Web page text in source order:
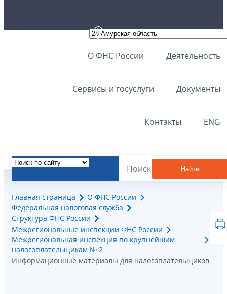
О ФНС России Деятельность
Сервисы и госуслуги Документы
Контакты ENG
Найти
Главная страница
О ФНС России
Федеральная налоговая служба
Структура ФНС России
Межрегиональные инспекции ФНС России
Межрегиональная инспекция по крупнейшим
налогоплательщикам № 2
Информационные материалы для налогоплательщиков